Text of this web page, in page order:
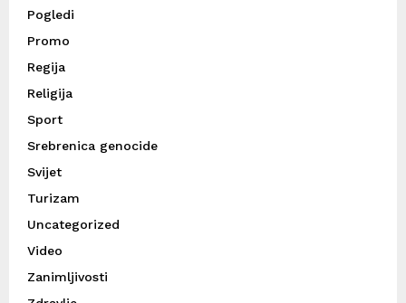
Pogledi
Promo
Regija
Religija
Sport
Srebrenica genocide
Svijet
Turizam
Uncategorized
Video
Zanimljivosti